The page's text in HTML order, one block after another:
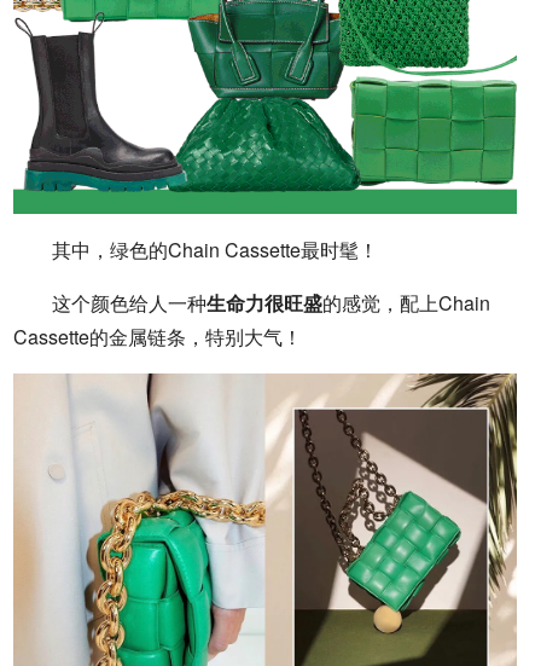
其中，绿色的Chain Cassette最时髦！
这个颜色给人一种生命力很旺盛的感觉，配上Chain
Cassette的金属链条，特别大气！